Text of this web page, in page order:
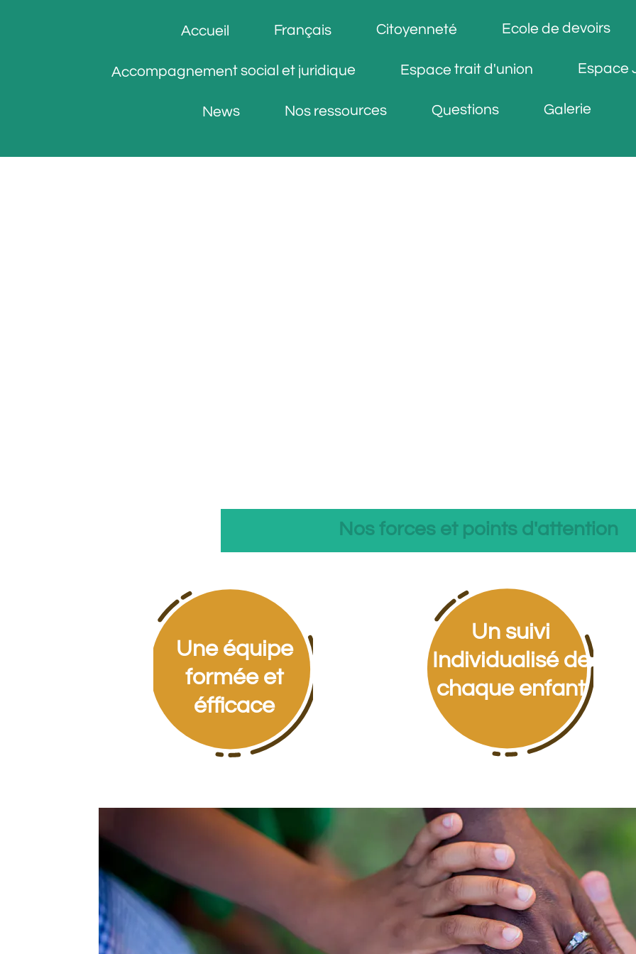
Accueil Français Citoyenneté Ecole de devoirs
Accompagnement social et juridique Espace trait d'union Espace
News Nos ressources Questions Galerie
Nos forces et points d'attention
Un suivi
Individualisé de
chaque enfant
Une équipe
formée et
éfficace